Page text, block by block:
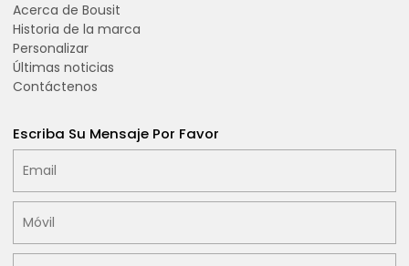
Acerca de Bousit
Historia de la marca
Personalizar
Últimas noticias
Contáctenos
Escriba Su Mensaje Por Favor